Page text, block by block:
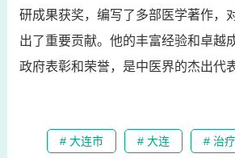
研成果获奖，编写了多部医学著作，
出了重要贡献。他的丰富经验和卓越
政府表彰和荣誉，是中医界的杰出代表
# 大连市 # 大连 # 治疗